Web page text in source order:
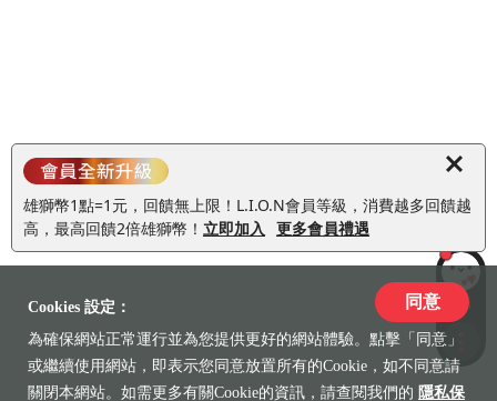
雄獅幣1點=1元，回饋無上限！L.I.O.N會員等級，消費越多回饋越
高，最高回饋2倍雄獅幣！ 立即加入 更多會員禮遇
LiLi
收藏
Cookies 設定：
為確保網站正常運行並為您提供更好的網站體驗。點擊「同意」
或繼續使用網站，即表示您同意放置所有的Cookie，如不同意請
關閉本網站。如需更多有關Cookie的資訊，請查閱我們的 隱私保
同意